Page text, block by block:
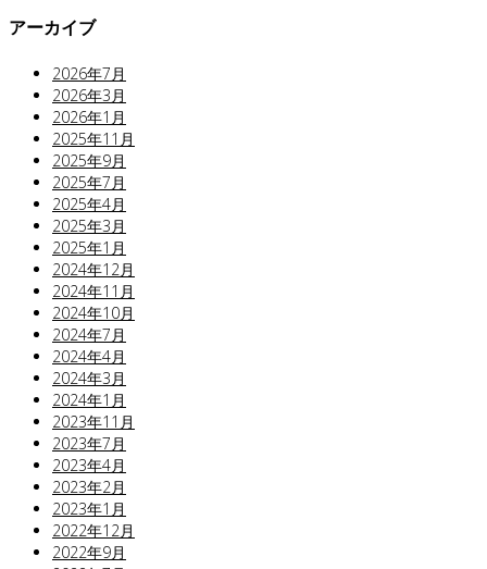
アーカイブ
2026年7月
2026年3月
2026年1月
2025年11月
2025年9月
2025年7月
2025年4月
2025年3月
2025年1月
2024年12月
2024年11月
2024年10月
2024年7月
2024年4月
2024年3月
2024年1月
2023年11月
2023年7月
2023年4月
2023年2月
2023年1月
2022年12月
2022年9月